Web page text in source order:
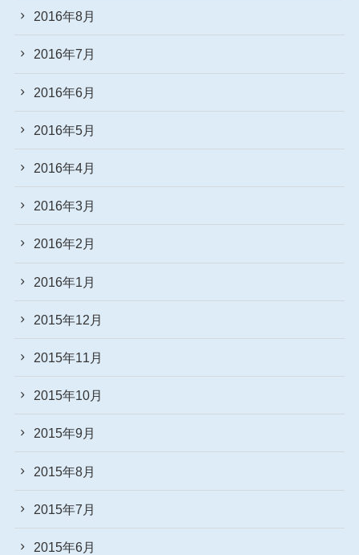
2016年8月
2016年7月
2016年6月
2016年5月
2016年4月
2016年3月
2016年2月
2016年1月
2015年12月
2015年11月
2015年10月
2015年9月
2015年8月
2015年7月
2015年6月